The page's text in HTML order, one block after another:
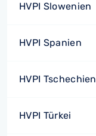
HVPI Slowenien
HVPI Spanien
HVPI Tschechien
HVPI Türkei